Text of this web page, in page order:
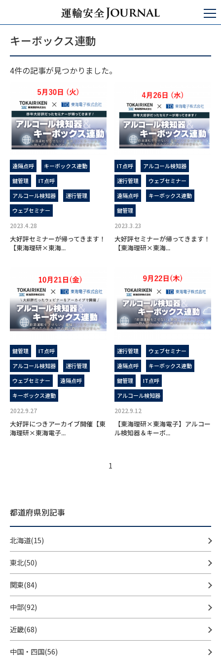
キーボックス連動
キーボックス連動
4件の記事が見つかりました。
遠隔点呼
キーボックス連動
鍵管理
IT点呼
アルコール検知器
運行管理
ウェブセミナー
2023.4.28
大好評セミナーが帰ってきます！
【東海理研×東海...
IT点呼
アルコール検知器
運行管理
ウェブセミナー
遠隔点呼
キーボックス連動
鍵管理
2023.3.23
大好評セミナーが帰ってきます！
【東海理研×東海...
鍵管理
IT点呼
アルコール検知器
運行管理
ウェブセミナー
遠隔点呼
キーボックス連動
2022.9.27
大好評につきアーカイブ開催【東
海理研×東海電子...
運行管理
ウェブセミナー
遠隔点呼
キーボックス連動
鍵管理
IT点呼
アルコール検知器
2022.9.12
【東海理研×東海電子】アルコー
ル検知器＆キーボ...
1
都道府県別記事
北海道(15)
東北(50)
関東(84)
中部(92)
近畿(68)
中国・四国(56)